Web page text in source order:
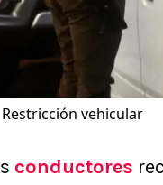
Restricción vehicular
conductores